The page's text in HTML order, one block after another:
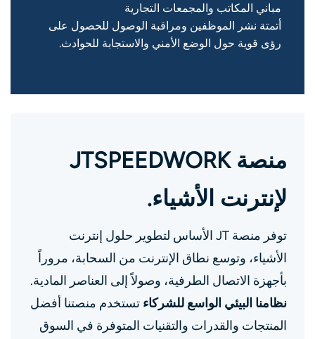
مباني المكاتب والمجمعات التجارية
أتمتة نشر الموظفين ومراقبة الوصول للحصول على
رؤى قوية حول الوضع الأمني ​​والاستجابة للحوادث.
منصة JTSPEEDWORK
لإنترنت الأشياء.
توفر منصة JT الأساس لتطوير حلول إنترنت
الأشياء، وتوسع نطاق الإنترنت من السحابة، مروراً
بأجهزة الاتصال الطرفية، وصولاً إلى العناصر المادية.
نظامنا البيئي الواسع للشركاء تستخدم منصتنا أفضل
المنتجات والقدرات والتقنيات المتوفرة في السوق